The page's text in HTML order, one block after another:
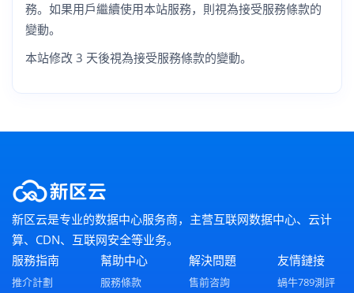
務。如果用戶繼續使用本站服務，則視為接受服務條款的
變動。
本站修改 3 天後視為接受服務條款的變動。
新区云是专业的数据中心服务商，主营互联网数据中心、云计
算、CDN、互联网安全等业务。
服務指南
推介計劃
幫助中心
服務條款
解決問題
售前咨詢
友情鏈接
蝸牛789測評